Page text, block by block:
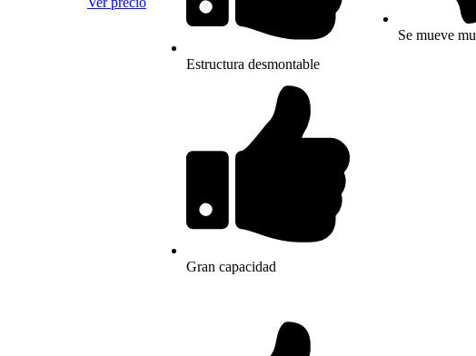
Estructura desmontable
Gran capacidad
Se mueve